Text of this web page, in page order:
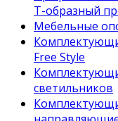
Т-образный
Мебельные
Free Style
светильников